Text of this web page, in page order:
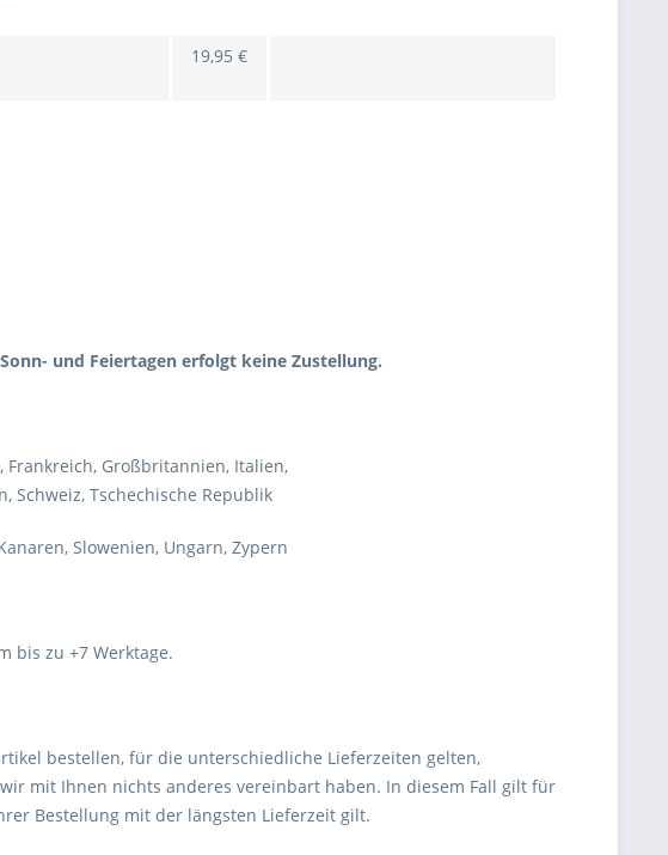
19,95 €
Sonn- und Feiertagen erfolgt keine Zustellung.
Frankreich, Großbritannien, Italien,
Tschechische Republik
Slowenien, Ungarn, Zypern
bis zu +7 Werktage.
bestellen, für die unterschiedliche Lieferzeiten gelten,
mit Ihnen nichts anderes vereinbart haben. In diesem Fall gilt für
Bestellung mit der längsten Lieferzeit gilt.